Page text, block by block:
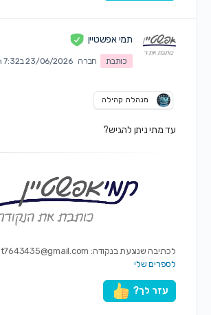
תמי אפשטיין
כותבת חברה 23/06/2026 ב7:32 pm
מנהלת קהילה
עד מתי ניתן להגיש?
לכתיבה שנוגעת בנקודה: t7643435@gmail.com
לספרים שלי
עזר לך?